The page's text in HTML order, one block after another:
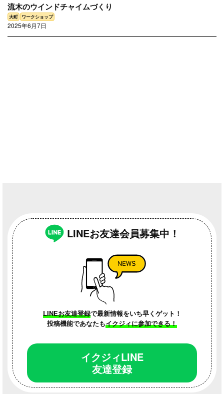
大町 ワークショップ
流木のウインドチャイムづくり
2025年6月7日
LINEお友達会員募集中！
LINEお友達登録で最新情報をいち早くゲット！
投稿機能であなたもイクジィに参加できる！
イクジィLINE
友達登録